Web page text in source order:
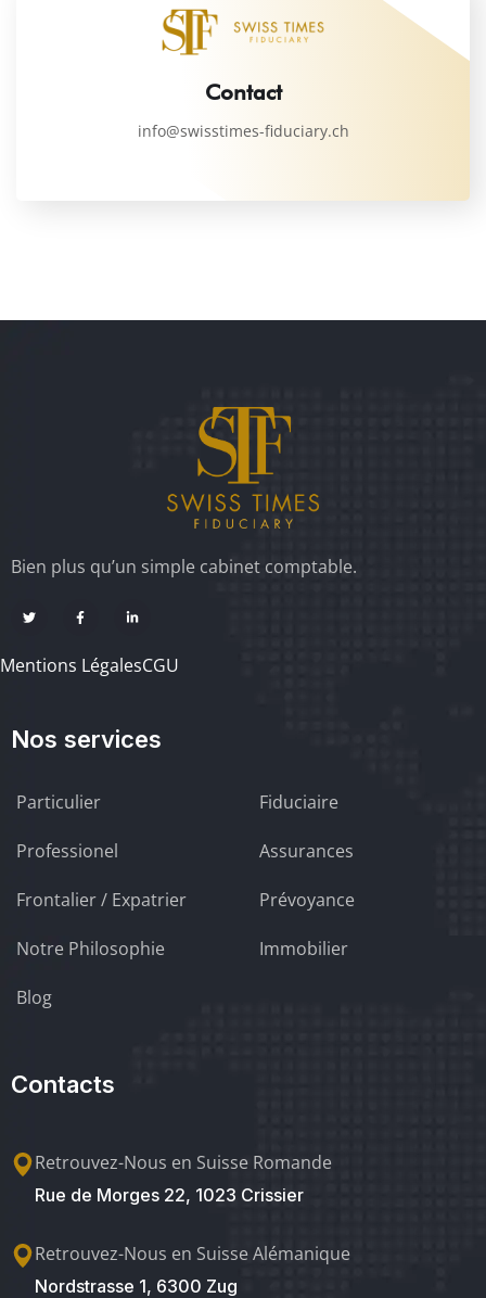
Contact
info@swisstimes-fiduciary.ch
Bien plus qu’un simple cabinet comptable.
Mentions LégalesCGU
Nos services
Particulier
Professionel
Frontalier / Expatrier
Notre Philosophie
Blog
Fiduciaire
Assurances
Prévoyance
Immobilier
Contacts
Retrouvez-Nous en Suisse Romande
Rue de Morges 22, 1023 Crissier
Retrouvez-Nous en Suisse Alémanique
Nordstrasse 1, 6300 Zug